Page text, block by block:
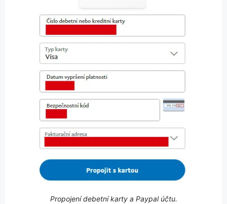
Propojení debetní karty a Paypal účtu.